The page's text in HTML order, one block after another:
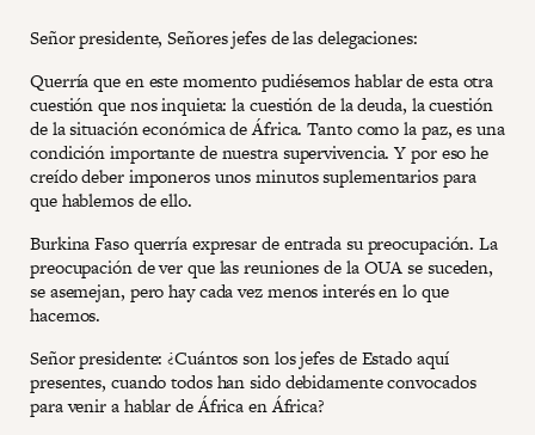
Señor presidente, Señores jefes de las delegaciones:
Querría que en este momento pudiésemos hablar de esta otra
cuestión que nos inquieta: la cuestión de la deuda, la cuestión
de la situación económica de África. Tanto como la paz, es una
condición importante de nuestra supervivencia. Y por eso he
creído deber imponeros unos minutos suplementarios para
que hablemos de ello.
Burkina Faso querría expresar de entrada su preocupación. La
preocupación de ver que las reuniones de la OUA se suceden,
se asemejan, pero hay cada vez menos interés en lo que
hacemos.
Señor presidente: ¿Cuántos son los jefes de Estado aquí
presentes, cuando todos han sido debidamente convocados
para venir a hablar de África en África?